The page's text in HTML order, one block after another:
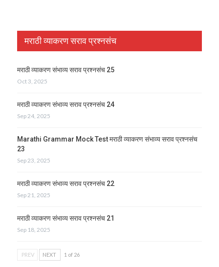
मराठी व्याकरण सराव प्रश्नसंच
मराठी व्याकरण संभाव्य सराव प्रश्नसंच 25
Oct 3, 2025
मराठी व्याकरण संभाव्य सराव प्रश्नसंच 24
Sep 24, 2025
Marathi Grammar Mock Test मराठी व्याकरण संभाव्य सराव प्रश्नसंच
23
Sep 23, 2025
मराठी व्याकरण संभाव्य सराव प्रश्नसंच 22
Sep 21, 2025
मराठी व्याकरण संभाव्य सराव प्रश्नसंच 21
Sep 18, 2025
PREV NEXT 1 of 26